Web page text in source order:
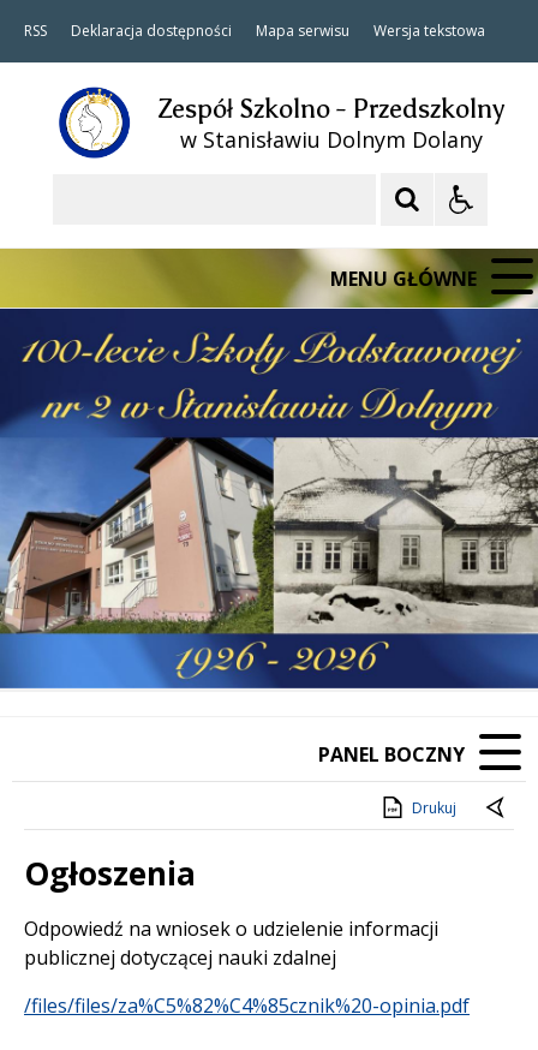
RSS Deklaracja dostępności Mapa serwisu Wersja tekstowa
Zespół Szkolno - Przedszkolny
w Stanisławiu Dolnym Dolany
MENU GŁÓWNE
PANEL BOCZNY
Drukuj
Ogłoszenia
Treść
Odpowiedź na wniosek o udzielenie informacji
publicznej dotyczącej nauki zdalnej
/files/files/za%C5%82%C4%85cznik%20-opinia.pdf